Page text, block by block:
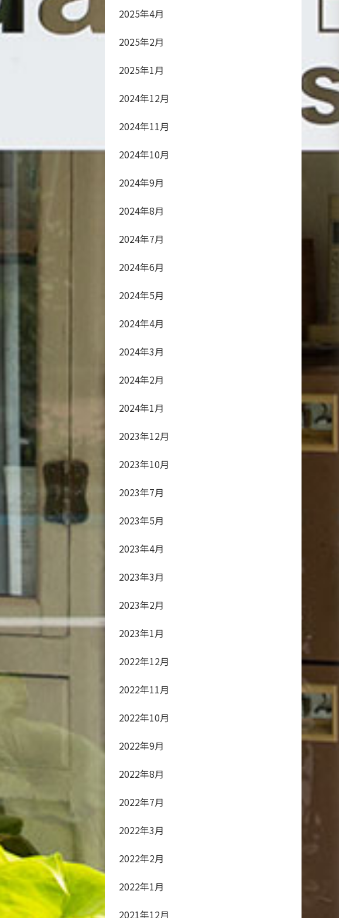
2025年4月
2025年2月
2025年1月
2024年12月
2024年11月
2024年10月
2024年9月
2024年8月
2024年7月
2024年6月
2024年5月
2024年4月
2024年3月
2024年2月
2024年1月
2023年12月
2023年10月
2023年7月
2023年5月
2023年4月
2023年3月
2023年2月
2023年1月
2022年12月
2022年11月
2022年10月
2022年9月
2022年8月
2022年7月
2022年3月
2022年2月
2022年1月
2021年12月